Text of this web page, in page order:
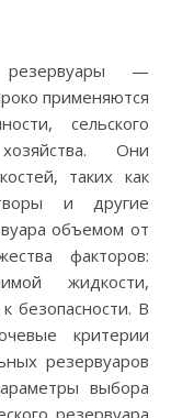
применяются
сельского
Они
таких как
и другие
объемом от
факторов:
жидкости,
безопасности. В
критерии
резервуаров
выбора